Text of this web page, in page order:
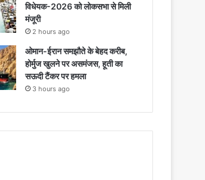
विधेयक-2026 को लोकसभा से मिली
मंजूरी
2 hours ago
ओमान-ईरान समझौते के बेहद करीब,
होर्मुज खुलने पर असमंजस, हूती का
सऊदी टैंकर पर हमला
3 hours ago